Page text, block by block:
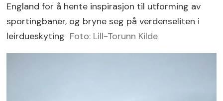
England for å hente inspirasjon til utforming av
sportingbaner, og bryne seg på verdenseliten i
leirdueskyting Foto: Lill-Torunn Kilde